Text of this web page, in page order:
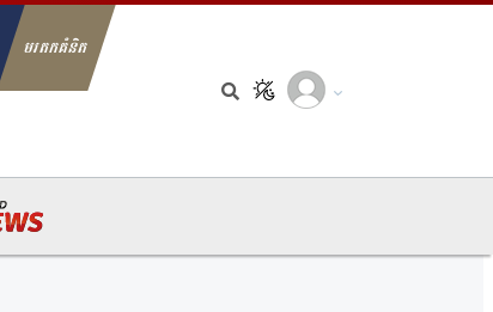
មរតកគំនិត